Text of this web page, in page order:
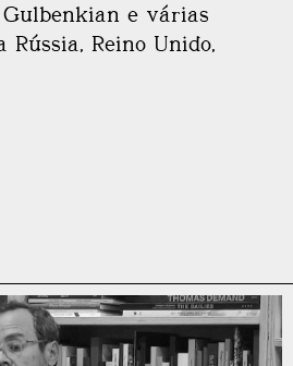
e várias
Rússia, Reino Unido,